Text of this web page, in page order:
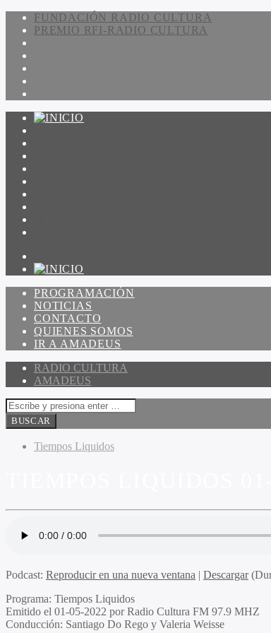
FUNDACIÓN RADIO CULTURA
PREMIO RFI-RADIO CULTURA
PROGRAMACIÓN
NOTICIAS
CONTACTO
QUIENES SOMOS
IR A AMADEUS
RADIO CULTURA
AMADEUS
Tiempos Liquidos
Podcast: Reproducir en una nueva ventana | Descargar
Programa: Tiempos Liquidos
Emitido el 01-05-2022 por Radio Cultura FM 97.9 MHZ
Conducción: Santiago Do Rego y Valeria Weisse